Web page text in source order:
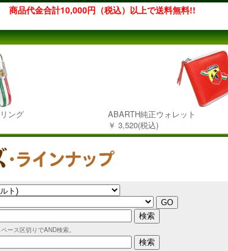
商品代金合計10,000円（税込）以上で送料無料!!
ング
ABARTH純正ウォレット
￥ 3,520(税込)
ース区切りでAND検索。